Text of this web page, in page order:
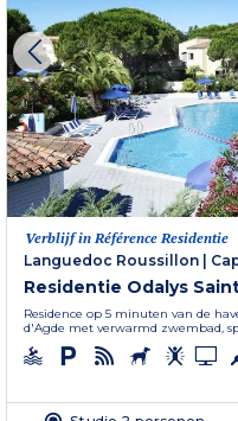
Verblijf in Référence Residentie
Languedoc Roussillon |
Residentie Odalys
Residence op 5 minuten van de
d'Agde met verwarmd zwembad,